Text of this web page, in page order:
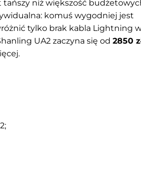
niż większość
komuś wygodniej jest
tylko brak kabla Lightning
UA2 zaczyna się od 2850